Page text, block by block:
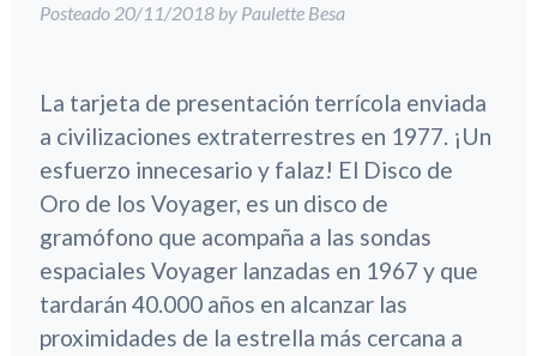
Posteado 20/11/2018 by Paulette Besa
La tarjeta de presentación terrícola enviada
a civilizaciones extraterrestres en 1977. ¡Un
esfuerzo innecesario y falaz! El Disco de
Oro de los Voyager, es un disco de
gramófono que acompaña a las sondas
espaciales Voyager lanzadas en 1967 y que
tardarán 40.000 años en alcanzar las
proximidades de la estrella más cercana a